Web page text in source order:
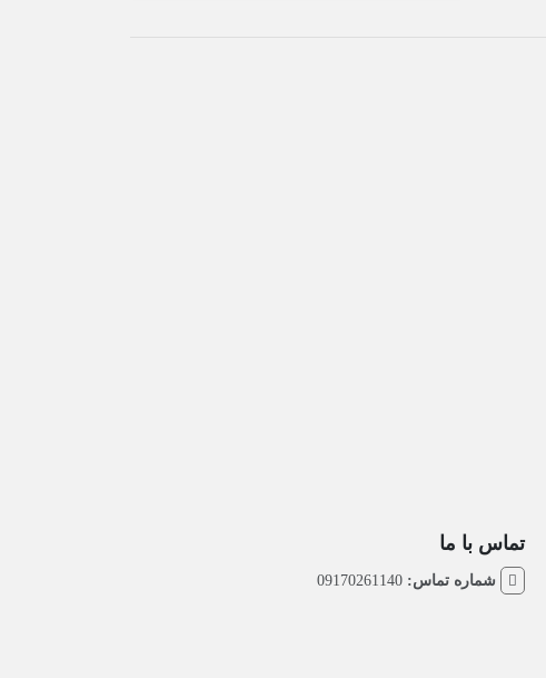
تماس با ما
شماره تماس: 09170261140